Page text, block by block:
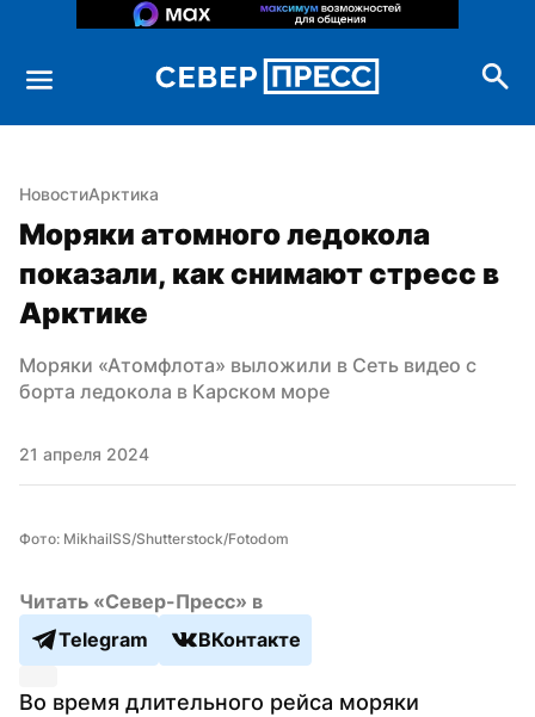
НовостиАрктика
Моряки атомного ледокола
показали, как снимают стресс в
Арктике
Моряки «Атомфлота» выложили в Сеть видео с
борта ледокола в Карском море
21 апреля 2024
Фото: MikhailSS/Shutterstock/Fotodom
Читать «Север-Пресс» в
Telegram
ВКонтакте
Во время длительного рейса моряки